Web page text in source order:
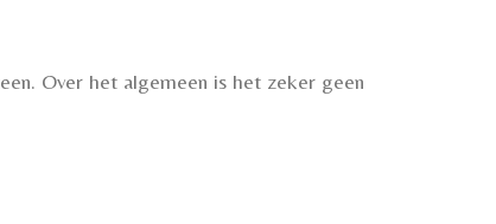
Over het algemeen is het zeker geen